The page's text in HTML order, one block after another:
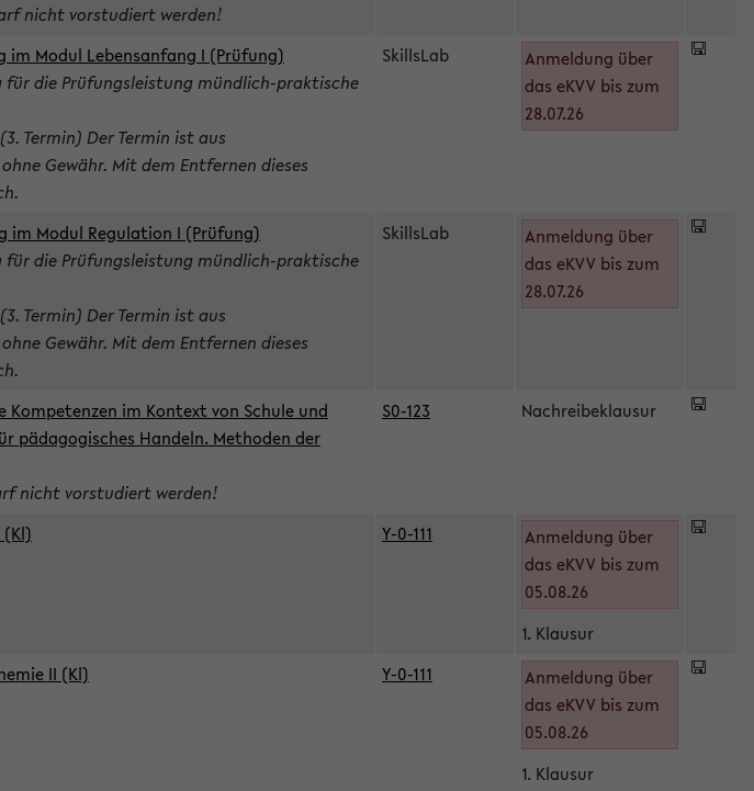
nicht vorstudiert werden!
im Modul Lebensanfang I (Prüfung)
für die Prüfungsleistung mündlich-praktische
Termin) Der Termin ist aus
Gewähr. Mit dem Entfernen dieses
SkillsLab
Anmeldung über
das eKVV bis zum
28.07.26
im Modul Regulation I (Prüfung)
für die Prüfungsleistung mündlich-praktische
Termin) Der Termin ist aus
Gewähr. Mit dem Entfernen dieses
SkillsLab
Anmeldung über
das eKVV bis zum
28.07.26
Kompetenzen im Kontext von Schule und
pädagogisches Handeln. Methoden der
nicht vorstudiert werden!
S0-123 Nachreibeklausur
(Kl) Y-0-111
Anmeldung über
das eKVV bis zum
05.08.26
1. Klausur
II (Kl) Y-0-111
Anmeldung über
das eKVV bis zum
05.08.26
1. Klausur